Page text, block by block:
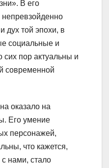
В его
дух той эпохи, в
социальные и
пор актуальны и
современной
оказало на
Его умение
персонажей,
что кажется,
нами, стало